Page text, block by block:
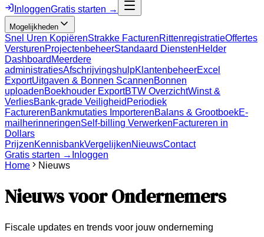
InloggenGratis starten →
Mogelijkheden
Snel Uren KopiërenStrakke FacturenRittenregistratieOffertes
VersturenProjectenbeheerStandaard DienstenHelder
Dashboard Meerdere
administratiesAfschrijvingshulpKlantenbeheerExcel
ExportUitgaven & Bonnen ScannenBonnen
uploadenBoekhouder ExportBTW OverzichtWinst &
VerliesBank-grade Veiligheid Periodiek
FacturerenBankmutaties ImporterenBalans & GrootboekE-
mailherinneringenSelf-billing VerwerkenFactureren in
Dollars
PrijzenKennisbankVergelijkenNieuwsContact
Gratis starten → Inloggen
Home
Nieuws
Nieuws voor Ondernemers
Fiscale updates en trends voor jouw onderneming